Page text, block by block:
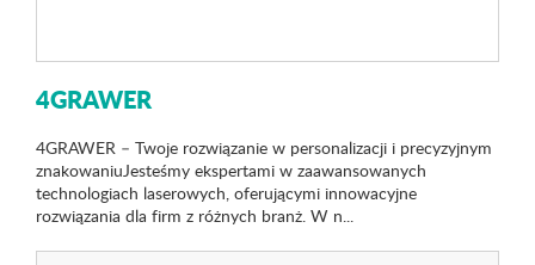
4GRAWER
4GRAWER – Twoje rozwiązanie w personalizacji i precyzyjnym
znakowaniuJesteśmy ekspertami w zaawansowanych
technologiach laserowych, oferującymi innowacyjne
rozwiązania dla firm z różnych branż. W n...